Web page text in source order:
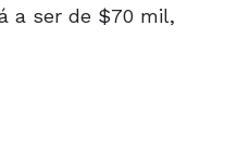
a ser de $70 mil,